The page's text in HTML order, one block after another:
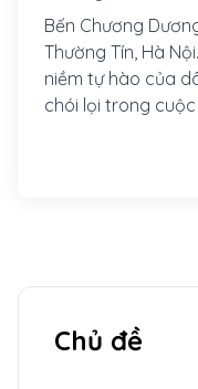
Bến Chương
Thường Tín, Hà
niềm tự hào của
chói lọi trong
Chủ đề